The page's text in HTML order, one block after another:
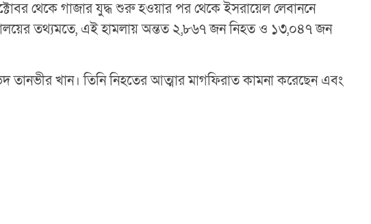
থেকে গাজার যুদ্ধ শুরু হওয়ার পর থেকে ইসরায়েল লেবাননে
তথ্যমতে, এই হামলায় অন্তত ২,৮৬৭ জন নিহত ও ১৩,০৪৭ জন
তানভীর খান। তিনি নিহতের আত্মার মাগফিরাত কামনা করেছেন এবং